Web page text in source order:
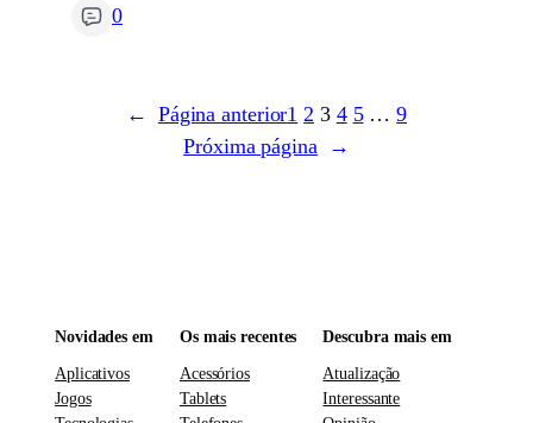
0
← Página anterior1 2 3 4 5 … 9
Próxima página
→
Novidades em
Aplicativos
Jogos
Os mais recentes
Acessórios
Tablets
Descubra mais em
Atualização
Interessante